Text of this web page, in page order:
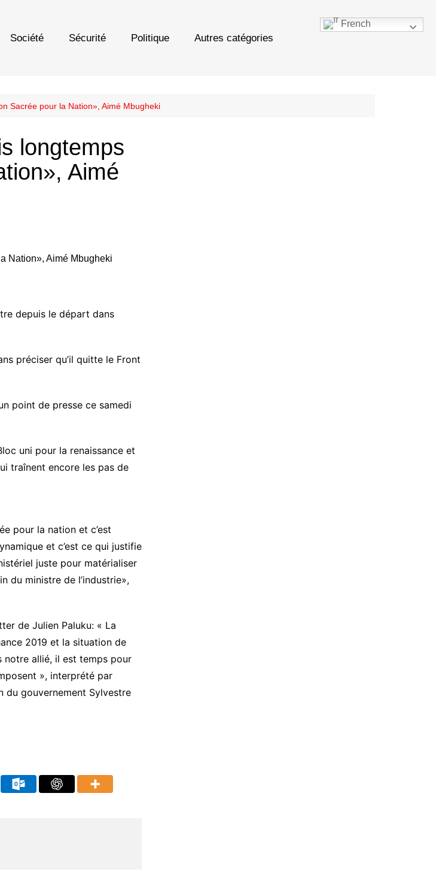
Société Sécurité Politique Autres catégories
French
Sacrée pour la Nation», Aimé Mbugheki
longtemps
Aimé
depuis le départ dans
préciser qu’il quitte le Front
point de presse ce samedi
uni pour la renaissance et
traînent encore les pas de
pour la nation et c’est
et c’est ce qui justifie
juste pour matérialiser
du ministre de l’industrie»,
de Julien Paluku: « La
2019 et la situation de
notre allié, il est temps pour
», interprété par
du gouvernement Sylvestre